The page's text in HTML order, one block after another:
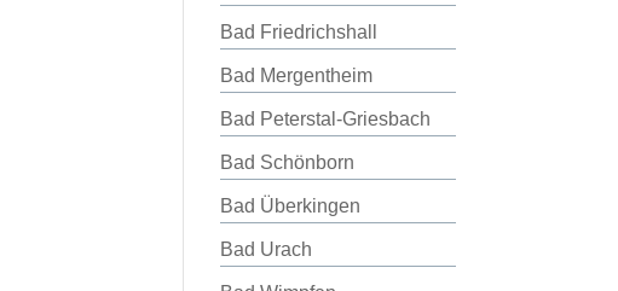
Bad Friedrichshall
Bad Mergentheim
Bad Peterstal-Griesbach
Bad Schönborn
Bad Überkingen
Bad Urach